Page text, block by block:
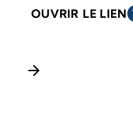
OUVRIR LE LIEN
arrow_forward